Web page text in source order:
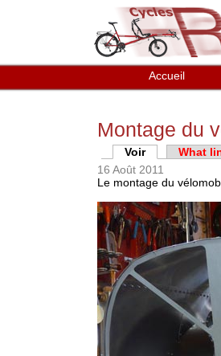
Aller au contenu principal
Accueil
Montage du
Onglets
Voir(onglet actif)
What
16 Août 2011
Le montage du